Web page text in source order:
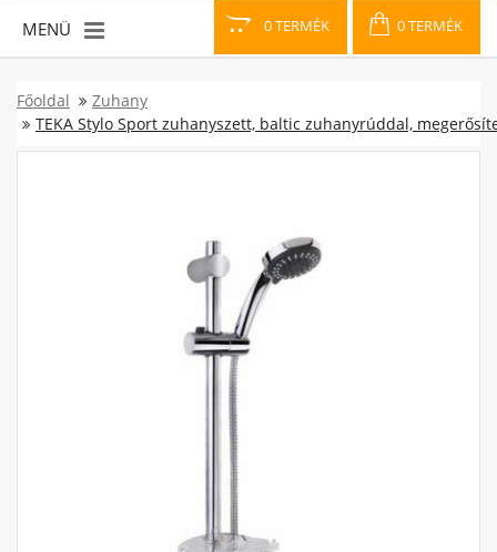
0 TERMÉK 0 TERMÉK
MENÜ
Főoldal
Zuhany
TEKA Stylo Sport zuhanyszett, baltic zuhanyrúddal,